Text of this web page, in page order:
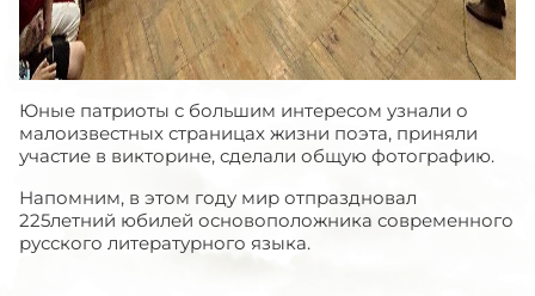
Юные патриоты с большим интересом узнали о
малоизвестных страницах жизни поэта, приняли
участие в викторине, сделали общую фотографию.
Напомним, в этом году мир отпраздновал
225летний юбилей основоположника современного
русского литературного языка.